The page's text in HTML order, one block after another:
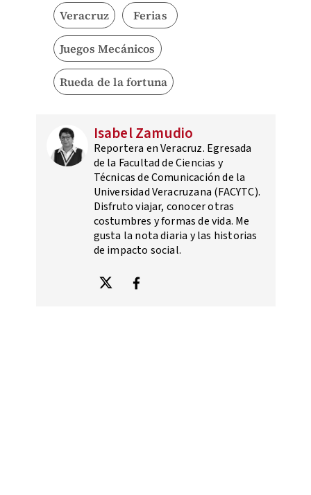
Veracruz Ferias
Juegos Mecánicos
Rueda de la fortuna
Isabel Zamudio
Reportera en Veracruz. Egresada
de la Facultad de Ciencias y
Técnicas de Comunicación de la
Universidad Veracruzana (FACYTC).
Disfruto viajar, conocer otras
costumbres y formas de vida. Me
gusta la nota diaria y las historias
de impacto social.